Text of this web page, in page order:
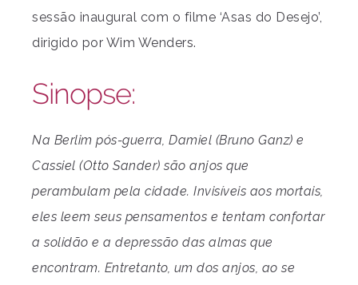
sessão inaugural com o filme ‘Asas do Desejo’,
dirigido por Wim Wenders.
Sinopse:
Na Berlim pós-guerra, Damiel (Bruno Ganz) e
Cassiel (Otto Sander) são anjos que
perambulam pela cidade. Invisíveis aos mortais,
eles leem seus pensamentos e tentam confortar
a solidão e a depressão das almas que
encontram. Entretanto, um dos anjos, ao se